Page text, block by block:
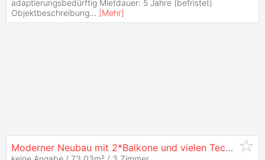
adaptierungsbedürftig Mietdauer: 5 Jahre (befristet)
Objektbeschreibung... [Mehr]
Moderner Neubau mit 2*Balkone und vielen Technischen Raffinessen in U-Bahn nähe